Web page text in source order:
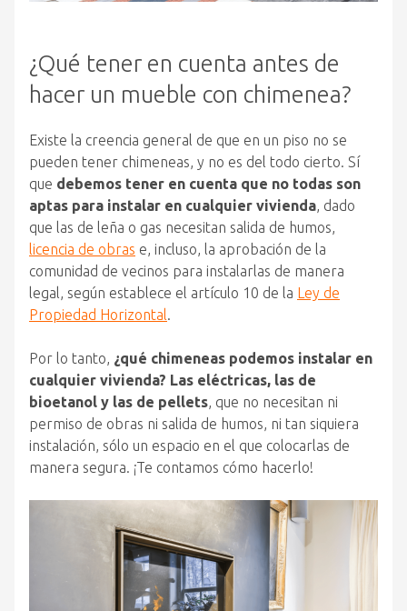
¿Qué tener en cuenta antes de
hacer un mueble con chimenea?
Existe la creencia general de que en un piso no se
pueden tener chimeneas, y no es del todo cierto. Sí
que debemos tener en cuenta que no todas son
aptas para instalar en cualquier vivienda, dado
que las de leña o gas necesitan salida de humos,
licencia de obras e, incluso, la aprobación de la
comunidad de vecinos para instalarlas de manera
legal, según establece el artículo 10 de la
Ley de
Propiedad Horizontal.
Por lo tanto, ¿qué chimeneas podemos instalar en
cualquier vivienda? Las eléctricas, las de
bioetanol y las de pellets, que no necesitan ni
permiso de obras ni salida de humos, ni tan siquiera
instalación, sólo un espacio en el que colocarlas de
manera segura. ¡Te contamos cómo hacerlo!